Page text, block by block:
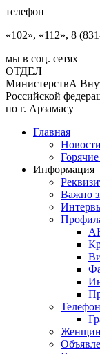
телефон
«102», «112», 8
мы в соц. сетях
ОТДЕЛ
МинистерствА
Российской
по г. Арзамасу
Главная
Новости
Информация
Важно